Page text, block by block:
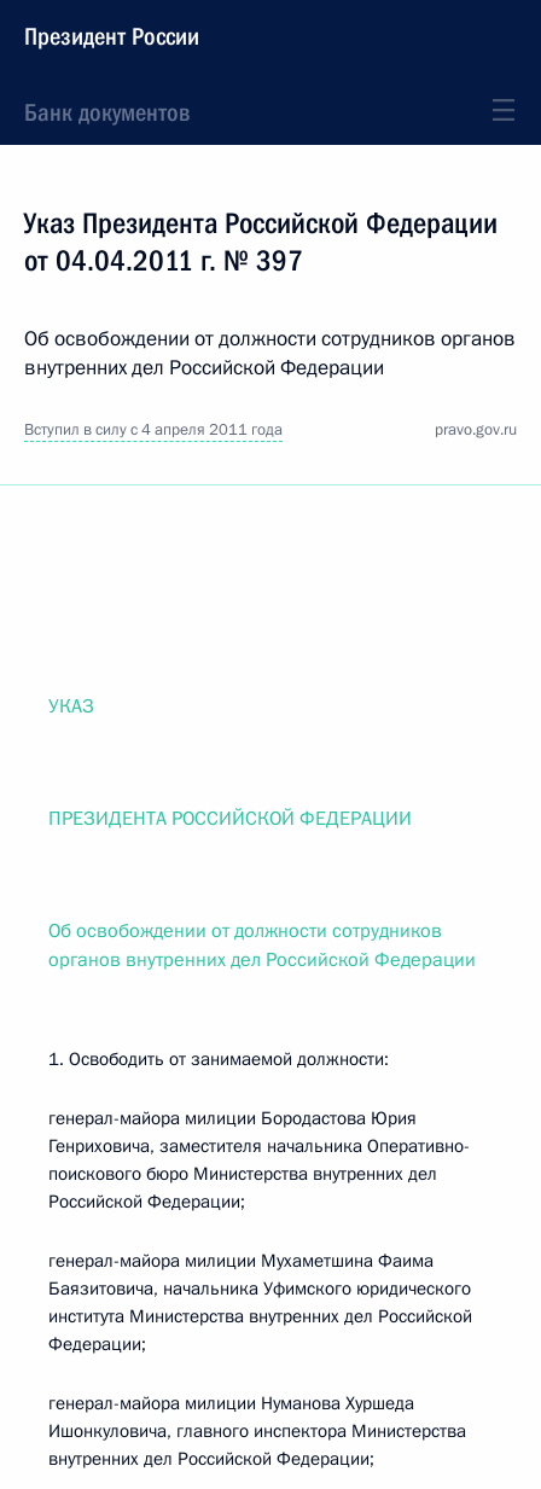
Президент России
Банк документов
Указ Президента Российской Федерации
от 04.04.2011 г. № 397
Об освобождении от должности сотрудников органов
внутренних дел Российской Федерации
Вступил в силу с 4 апреля 2011 года pravo.gov.ru
УКАЗ
ПРЕЗИДЕНТА РОССИЙСКОЙ ФЕДЕРАЦИИ
Об освобождении от должности сотрудников
органов внутренних дел Российской Федерации
1. Освободить от занимаемой должности:
генерал-майора милиции Бородастова Юрия
Генриховича, заместителя начальника Оперативно-
поискового бюро Министерства внутренних дел
Российской Федерации;
генерал-майора милиции Мухаметшина Фаима
Баязитовича, начальника Уфимского юридического
института Министерства внутренних дел Российской
Федерации;
генерал-майора милиции Нуманова Хуршеда
Ишонкуловича, главного инспектора Министерства
внутренних дел Российской Федерации;